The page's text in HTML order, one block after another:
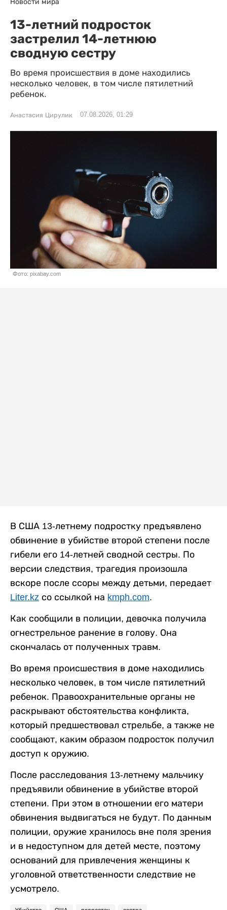
13-летний подросток
застрелил 14-летнюю
сводную сестру
Во время происшествия в доме находились
несколько человек, в том числе пятилетний
ребенок.
Анастасия Цирулик 07.08.2026, 01:29
Фото: pixabay.com
В США 13-летнему подростку предъявлено
обвинение в убийстве второй степени после
гибели его 14-летней сводной сестры. По
версии следствия, трагедия произошла
вскоре после ссоры между детьми, передает
Liter.kz со ссылкой на kmph.com.
Как сообщили в полиции, девочка получила
огнестрельное ранение в голову. Она
скончалась от полученных травм.
Во время происшествия в доме находились
несколько человек, в том числе пятилетний
ребенок. Правоохранительные органы не
раскрывают обстоятельства конфликта,
который предшествовал стрельбе, а также не
сообщают, каким образом подросток получил
доступ к оружию.
После расследования 13-летнему мальчику
предъявили обвинение в убийстве второй
степени. При этом в отношении его матери
обвинения выдвигаться не будут. По данным
полиции, оружие хранилось вне поля зрения
и в недоступном для детей месте, поэтому
оснований для привлечения женщины к
уголовной ответственности следствие не
усмотрело.